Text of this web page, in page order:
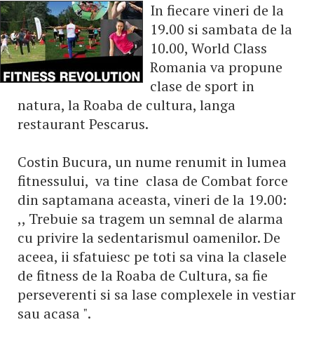
In fiecare vineri de la
19.00 si sambata de la
10.00, World Class
Romania va propune
clase de sport in
natura, la Roaba de cultura, langa
restaurant Pescarus.
Costin Bucura, un nume renumit in lumea
fitnessului, va tine clasa de Combat force
din saptamana aceasta, vineri de la 19.00:
,, Trebuie sa tragem un semnal de alarma
cu privire la sedentarismul oamenilor. De
aceea, ii sfatuiesc pe toti sa vina la clasele
de fitness de la Roaba de Cultura, sa fie
perseverenti si sa lase complexele in vestiar
sau acasa ".